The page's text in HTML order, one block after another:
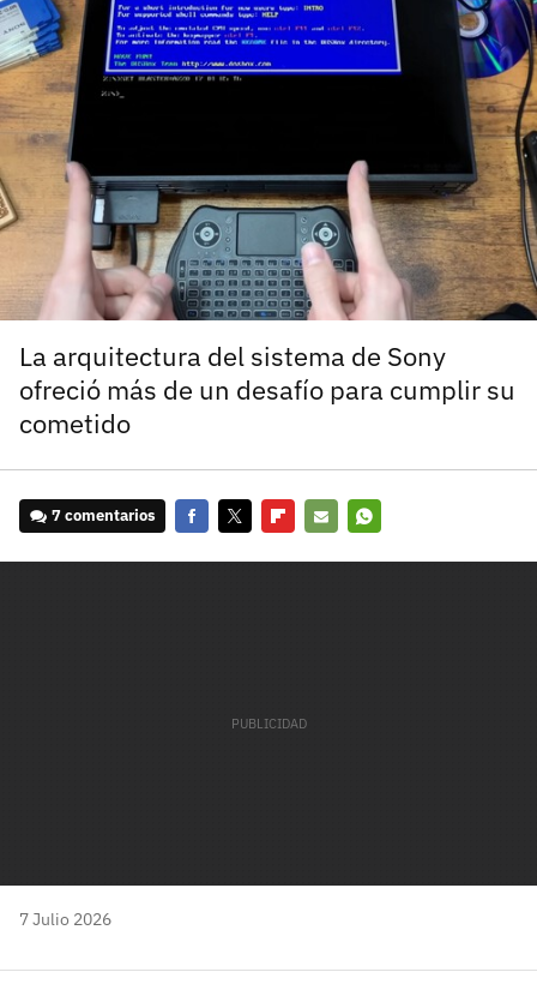
La arquitectura del sistema de Sony
ofreció más de un desafío para cumplir su
cometido
7 comentarios
7 Julio 2026
¿Todavía no tienes cuenta?
El inicio de sesión con Facebook ya no está
disponible, pero puedes seguir usando tu cuenta
de 3DJuegos:
Recupera tu acceso con Facebook
carácter inicial), pero no mayúsculas, espacios, tildes
o caracteres especiales.
He leído y acepto lapolitica de privacidad y
Entra con Google
¿Ya tienes cuenta?